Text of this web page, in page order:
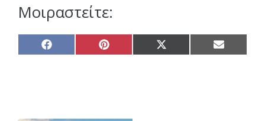
Μοιραστείτε:
Share
on
Share
on
Share
on
Share
on